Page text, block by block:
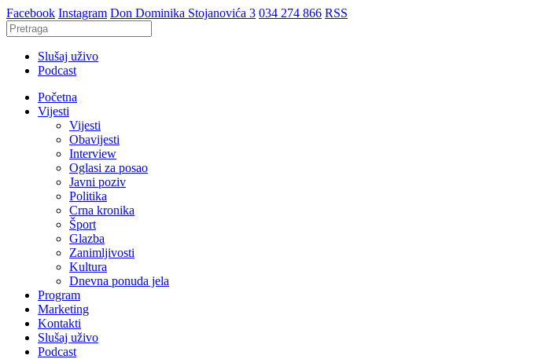
Facebook Instagram Don Dominika Stojanovića 3 034 274 866 RSS
Slušaj uživo
Podcast
Početna
Vijesti
Vijesti
Obavijesti
Interview
Oglasi za posao
Javni poziv
Politika
Crna kronika
Šport
Glazba
Zanimljivosti
Kultura
Dnevna ponuda jela
Program
Marketing
Kontakti
Slušaj uživo
Podcast